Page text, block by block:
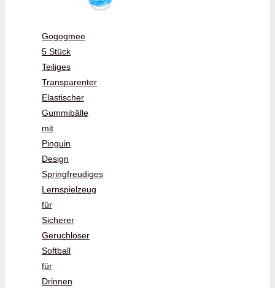
Gogogmee
5 Stück
Teiliges
Transparenter
Elastischer
Gummibälle
mit
Pinguin
Design
Springfreudiges
Lernspielzeug
für
Sicherer
Geruchloser
Softball
für
Drinnen